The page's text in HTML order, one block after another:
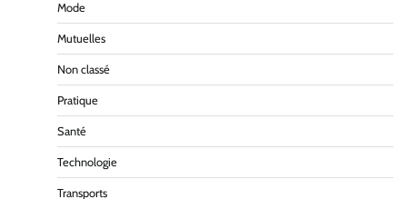
Mode
Mutuelles
Non classé
Pratique
Santé
Technologie
Transports